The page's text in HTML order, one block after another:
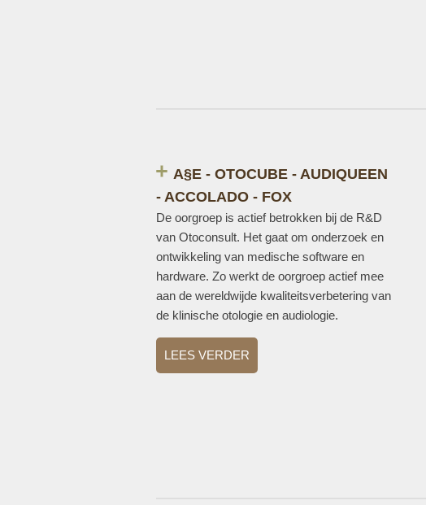
A§E - OTOCUBE - AUDIQUEEN
- ACCOLADO - FOX
De oorgroep is actief betrokken bij de R&D
van Otoconsult. Het gaat om onderzoek en
ontwikkeling van medische software en
hardware. Zo werkt de oorgroep actief mee
aan de wereldwijde kwaliteitsverbetering van
de klinische otologie en audiologie.
LEES VERDER